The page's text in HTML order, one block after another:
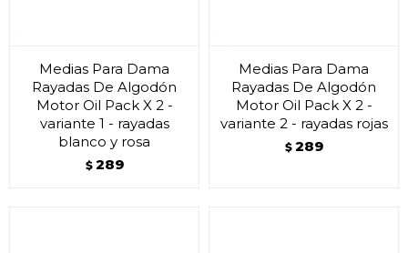
Medias Para Dama
Rayadas De Algodón
Motor Oil Pack X 2 -
variante 1 - rayadas
blanco y rosa
$ 289
Medias Para Dama
Rayadas De Algodón
Motor Oil Pack X 2 -
variante 2 - rayadas rojas
$ 289